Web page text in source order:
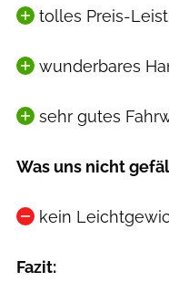
tolles Preis-
wunderbares
sehr gutes
Was uns nicht
kein
Fazit: